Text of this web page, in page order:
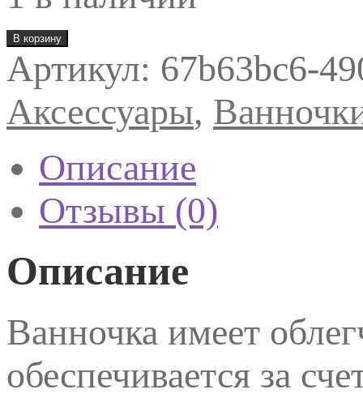
Количество
товара
Ванночка
для
премиум
белая
В корзину
Артикул: 67b63bc6-
Аксессуары,
Описание
Отзывы (0)
Описание
Ванночка имеет
обеспечивается за